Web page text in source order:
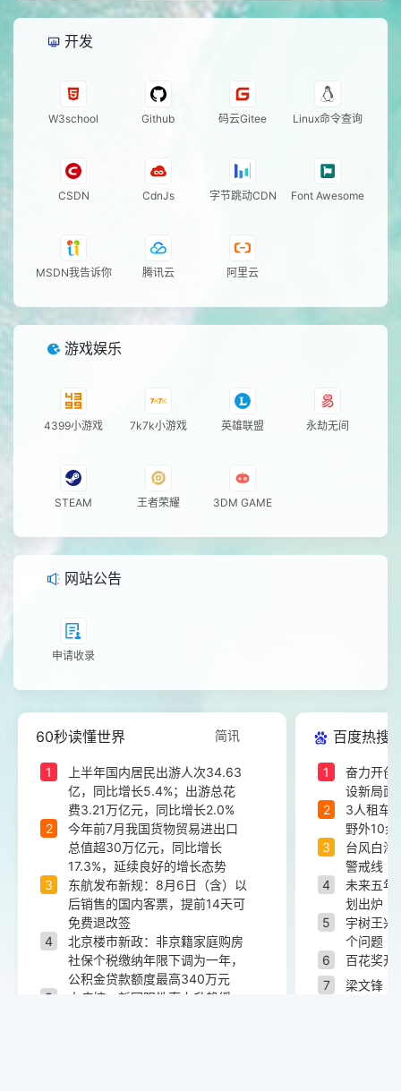
开发
W3school Github 码云Gitee Linux命令查询
CSDN CdnJs 字节跳动CDN Font Awesome
MSDN我告诉你 腾讯云 阿里云
游戏娱乐
4399小游戏 7k7k小游戏 英雄联盟 永劫无间
STEAM 王者荣耀 3DM GAME
网站公告
申请收录
60秒读懂世界 简讯
1
上半年国内居民出游人次34.63
亿，同比增长5.4%；出游总花
费3.21万亿元，同比增长2.0%
2
今年前7月我国货物贸易进出口
总值超30万亿元，同比增长
17.3%，延续良好的增长态势
3
东航发布新规：8月6日（含）以
后销售的国内客票，提前14天可
免费退改签
4
北京楼市新政：非京籍家庭购房
社保个税缴纳年限下调为一年，
公积金贷款额度最高340万元
5
中疾控：新冠阳性率上升趋缓，
百度热搜
1
奋力开创
设新局面
2
3人租车
野外10余
3
台风白海
警戒线
4
未来五年
划出炉
5
宇树王兴
个问题
6
百花奖开
7
梁文锋